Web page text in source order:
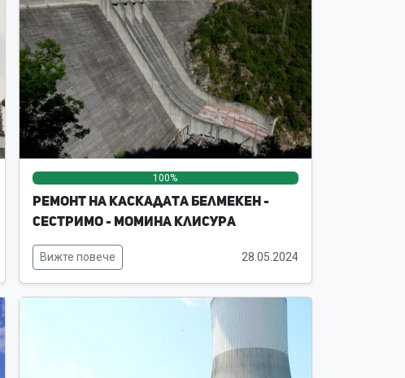
100% 0%
0%
Ремонт на каскадата Белмекен -
Сестримо - Момина клисура
Вижте повече 28.05.2024